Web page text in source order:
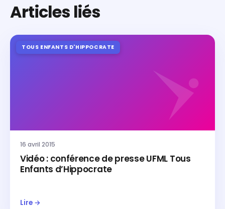
Articles liés
TOUS ENFANTS D'HIPPOCRATE
16 avril 2015
Vidéo : conférence de presse UFML Tous
Enfants d’Hippocrate
Lire →